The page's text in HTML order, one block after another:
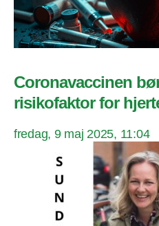
Coronavaccinen
risikofaktor for
fredag, 9 maj 2025, 11:04